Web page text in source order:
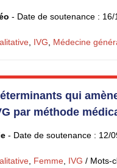
- Date de soutenance : 16/
IVG Médecine
qui
par méthode
- Date de soutenance : 12/
Femme IVG / Mots-